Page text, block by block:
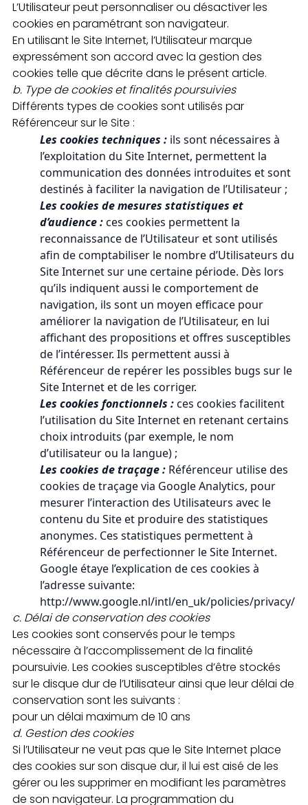
L’Utilisateur peut personnaliser ou désactiver les
cookies en paramétrant son navigateur.
En utilisant le Site Internet, l’Utilisateur marque
expressément son accord avec la gestion des
cookies telle que décrite dans le présent article.
b. Type de cookies et finalités poursuivies
Différents types de cookies sont utilisés par
Référenceur sur le Site :
Les cookies techniques : ils sont nécessaires à
l’exploitation du Site Internet, permettent la
communication des données introduites et sont
destinés à faciliter la navigation de l’Utilisateur ;
Les cookies de mesures statistiques et
d’audience :ces cookies permettent la
reconnaissance de l’Utilisateur et sont utilisés
afin de comptabiliser le nombre d’Utilisateurs du
Site Internet sur une certaine période. Dès lors
qu’ils indiquent aussi le comportement de
navigation, ils sont un moyen efficace pour
améliorer la navigation de l’Utilisateur, en lui
affichant des propositions et offres susceptibles
de l’intéresser. Ils permettent aussi à
Référenceur de repérer les possibles bugs sur le
Site Internet et de les corriger.
Les cookies fonctionnels :ces cookies facilitent
l’utilisation du Site Internet en retenant certains
choix introduits (par exemple, le nom
d’utilisateur ou la langue) ;
Les cookies de traçage : Référenceur utilise des
cookies de traçage via Google Analytics, pour
mesurer l’interaction des Utilisateurs avec le
contenu du Site et produire des statistiques
anonymes. Ces statistiques permettent à
Référenceur de perfectionner le Site Internet.
Google étaye l’explication de ces cookies à
l’adresse suivante:
http://www.google.nl/intl/en_uk/policies/privacy/
c. Délai de conservation des cookies
Les cookies sont conservés pour le temps
nécessaire à l’accomplissement de la finalité
poursuivie. Les cookies susceptibles d’être stockés
sur le disque dur de l’Utilisateur ainsi que leur délai de
conservation sont les suivants :
pour un délai maximum de 10 ans
d. Gestion des cookies
Si l’Utilisateur ne veut pas que le Site Internet place
des cookies sur son disque dur, il lui est aisé de les
gérer ou les supprimer en modifiant les paramètres
de son navigateur. La programmation du